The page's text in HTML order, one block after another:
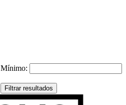
Mínimo:
Filtrar resultados